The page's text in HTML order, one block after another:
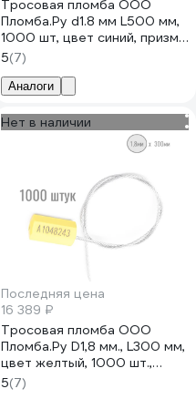
Тросовая пломба ООО
Пломба.Ру d1.8 мм L500 мм,
1000 шт, цвет синий, призма
1006220
5(7)
Аналоги
Нет в наличии
Последняя цена
16 389 ₽
Тросовая пломба ООО
Пломба.Ру D1,8 мм., L300 мм,
цвет желтый, 1000 шт.,
призма 1006490
5(7)